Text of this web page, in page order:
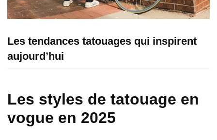
Les tendances tatouages qui inspirent
aujourd’hui
Les styles de tatouage en
vogue en 2025